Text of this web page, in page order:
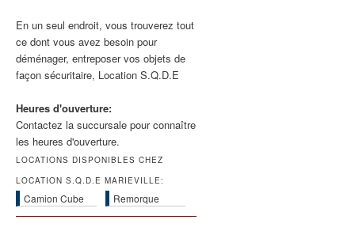
En un seul endroit, vous trouverez tout
ce dont vous avez besoin pour
déménager, entreposer vos objets de
façon sécuritaire, Location S.Q.D.E
Heures d'ouverture:
Contactez la succursale pour connaître
les heures d'ouverture.
LOCATIONS DISPONIBLES CHEZ
LOCATION S.Q.D.E MARIEVILLE:
Camion Cube Remorque